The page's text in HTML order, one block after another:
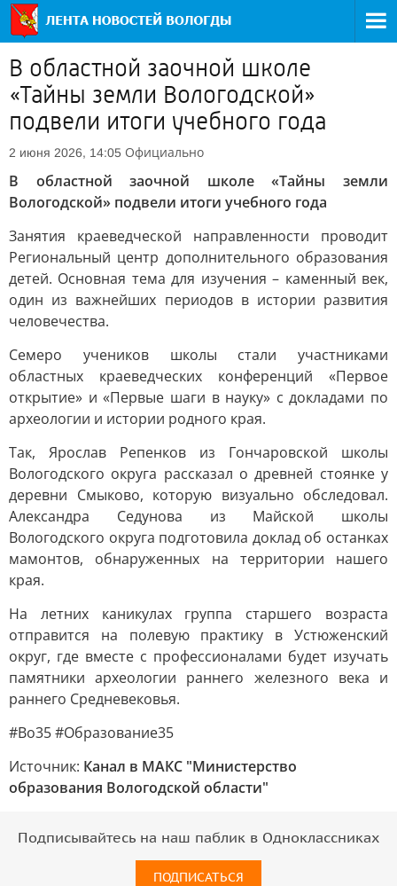
В областной заочной школе
«Тайны земли Вологодской»
подвели итоги учебного года
2 июня 2026, 14:05 Официально
В областной заочной школе «Тайны земли
Вологодской» подвели итоги учебного года
Занятия краеведческой направленности проводит
Региональный центр дополнительного образования
детей. Основная тема для изучения – каменный век,
один из важнейших периодов в истории развития
человечества.
Семеро учеников школы стали участниками
областных краеведческих конференций «Первое
открытие» и «Первые шаги в науку» с докладами по
археологии и истории родного края.
Так, Ярослав Репенков из Гончаровской школы
Вологодского округа рассказал о древней стоянке у
деревни Смыково, которую визуально обследовал.
Александра Седунова из Майской школы
Вологодского округа подготовила доклад об останках
мамонтов, обнаруженных на территории нашего
края.
На летних каникулах группа старшего возраста
отправится на полевую практику в Устюженский
округ, где вместе с профессионалами будет изучать
памятники археологии раннего железного века и
раннего Средневековья.
#Во35 #Образование35
Источник: Канал в МАКС "Министерство
образования Вологодской области"
Подписывайтесь на наш паблик в Одноклассниках
ПОДПИСАТЬСЯ